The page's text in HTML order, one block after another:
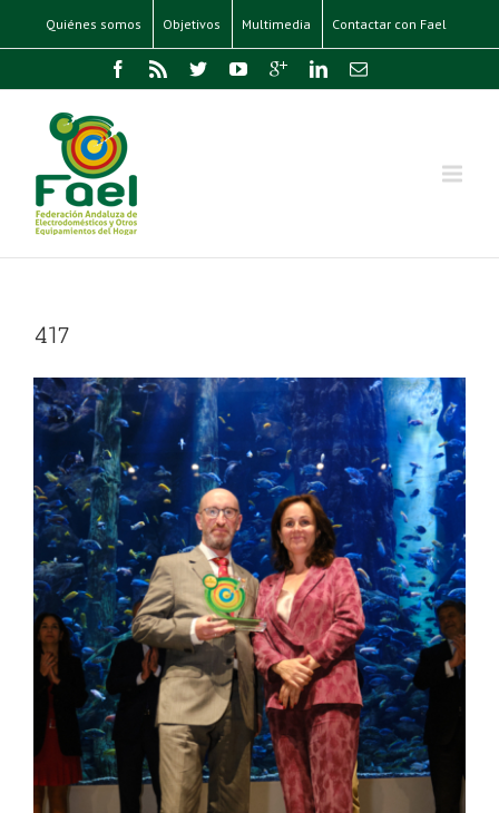
Quiénes somos Objetivos Multimedia Contactar con Fael
417